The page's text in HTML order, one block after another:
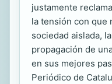
justamente
la tensión con que
sociedad aislada,
propagación de
en sus mejores
Periódico de